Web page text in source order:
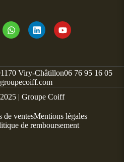
Viry-Châtillon06 76 95 16 05
| Groupe Coiff
de ventesMentions légales
de remboursement